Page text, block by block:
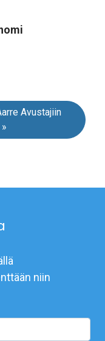
Avustajiin
niin